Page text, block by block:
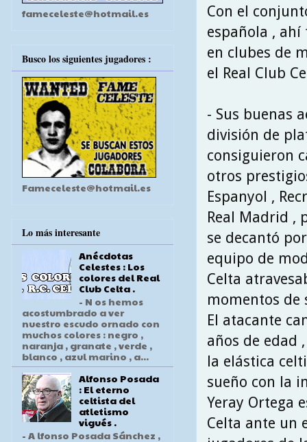
Con el
española , ahí
en clubes de
el Real Club
- Sus buenas
división de
consiguieron
otros
Espanyol ,
Real Madrid ,
se decantó
equipo de
Celta
momentos de
El atacante
años de edad
la elástica
sueño con la
Yeray Ortega
Celta ante un
fameceleste@hotmail.es
Busco los siguientes jugadores :
Fameceleste@hotmail.es
Lo más interesante
Anécdotas
Celestes : Los
colores del Real
Club Celta .
- N os hemos
acostumbrado a ver
nuestro escudo ornado con
muchos colores : negro ,
naranja , granate , verde ,
blanco , azul marino , a...
Alfonso Posada
: El eterno
celtista del
atletismo
vigués .
- A lfonso Posada Sánchez ,